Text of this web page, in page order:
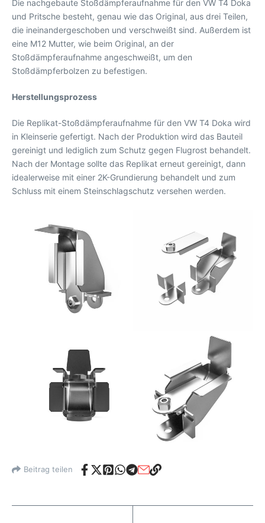
Die nachgebaute Stoßdämpferaufnahme für den VW T4 Doka
und Pritsche besteht, genau wie das Original, aus drei Teilen,
die ineinandergeschoben und verschweißt sind. Außerdem ist
eine M12 Mutter, wie beim Original, an der
Stoßdämpferaufnahme angeschweißt, um den
Stoßdämpferbolzen zu befestigen.
Herstellungsprozess
Die Replikat-Stoßdämpferaufnahme für den VW T4 Doka wird
in Kleinserie gefertigt. Nach der Produktion wird das Bauteil
gereinigt und lediglich zum Schutz gegen Flugrost behandelt.
Nach der Montage sollte das Replikat erneut gereinigt, dann
idealerweise mit einer 2K-Grundierung behandelt und zum
Schluss mit einem Steinschlagschutz versehen werden.
Beitrag teilen